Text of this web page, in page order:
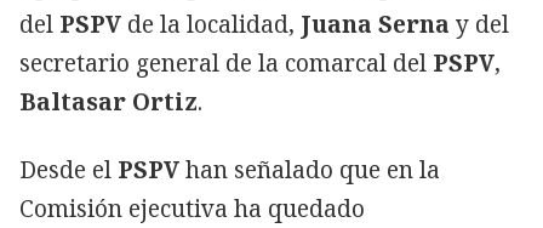
del PSPV de la localidad, Juana Serna y del
secretario general de la comarcal del PSPV,
Baltasar Ortiz.
Desde el PSPVhan señalado que en la
Comisión ejecutiva ha quedado